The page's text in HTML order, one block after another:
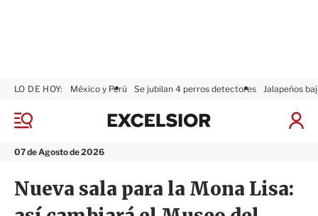
M
n
07 de Agosto de 2026
LO DE HOY: México y Perú Se jubilan 4 perros detectores Jalapeños
I
x
i
Nueva sala para la Mona Lisa: